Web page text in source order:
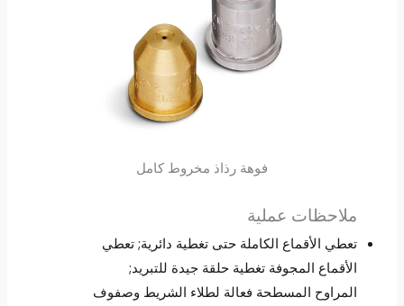
فوهة رذاذ مخروط كامل
ملاحظات عملية
تعطي الأقماع الكاملة حتى تغطية دائرية; تعطي
الأقماع المجوفة تغطية حلقة جيدة للتبريد;
المراوح المسطحة فعالة لطلاء الشريط وصفوف